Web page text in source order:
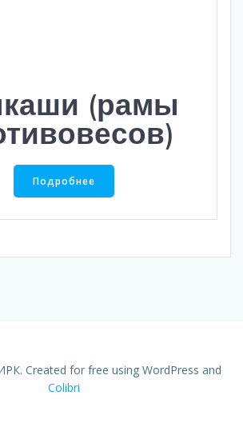
(рамы
Подробнее
Created for free using WordPress and
Colibri